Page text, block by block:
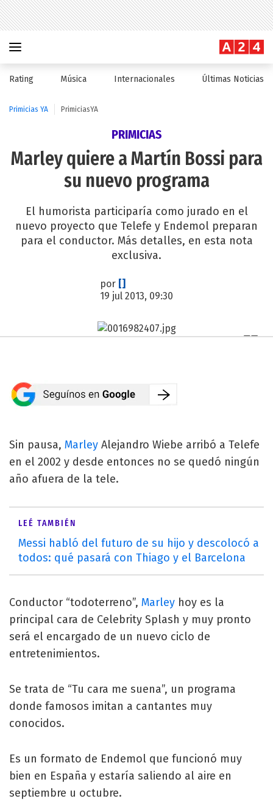
Rating Música Internacionales Últimas Noticias
Primicias YA PrimiciasYA
PRIMICIAS
Marley quiere a Martín Bossi para
su nuevo programa
El humorista participaría como jurado en el
nuevo proyecto que Telefe y Endemol preparan
para el conductor. Más detalles, en esta nota
exclusiva.
por []
19 jul 2013, 09:30
Sin pausa, Marley Alejandro Wiebe arribó a Telefe
en el 2002 y desde entonces no se quedó ningún
año afuera de la tele.
LEÉ TAMBIÉN
Messi habló del futuro de su hijo y descolocó a
todos: qué pasará con Thiago y el Barcelona
Conductor “todoterreno”, Marley hoy es la
principal cara de Celebrity Splash y muy pronto
será el encargado de un nuevo ciclo de
entretenimientos.
Se trata de “Tu cara me suena”, un programa
donde famosos imitan a cantantes muy
conocidos.
Es un formato de Endemol que funcionó muy
bien en España y estaría saliendo al aire en
septiembre u octubre.